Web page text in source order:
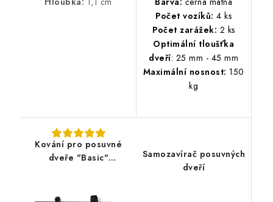
Počet vozíků: 4 ks
Počet zarážek: 2 ks
Optimální tloušťka
dveří: 25 mm - 45 mm
Maximální nosnost: 150
kg
Kování pro posuvné
dveře "Basic"
Samozavírač posuvných
dveří